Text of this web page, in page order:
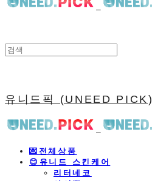
유니드픽 (UNEED PICK)
💌전체상품
😊유니드 스킨케어
리터네코